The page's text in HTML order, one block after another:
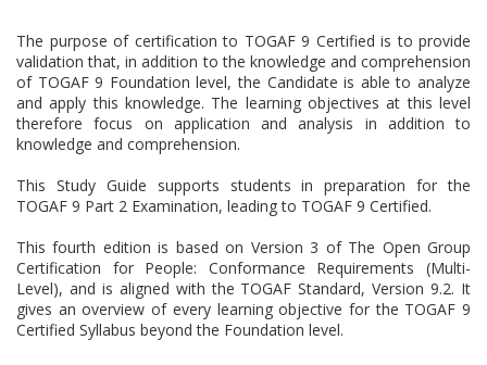
The purpose of certification to TOGAF 9 Certified is to provide
validation that, in addition to the knowledge and comprehension
of TOGAF 9 Foundation level, the Candidate is able to analyze
and apply this knowledge. The learning objectives at this level
therefore focus on application and analysis in addition to
knowledge and comprehension.
This Study Guide supports students in preparation for the
TOGAF 9 Part 2 Examination, leading to TOGAF 9 Certified.
This fourth edition is based on Version 3 of The Open Group
Certification for People: Conformance Requirements (Multi-
Level), and is aligned with the TOGAF Standard, Version 9.2. It
gives an overview of every learning objective for the TOGAF 9
Certified Syllabus beyond the Foundation level.